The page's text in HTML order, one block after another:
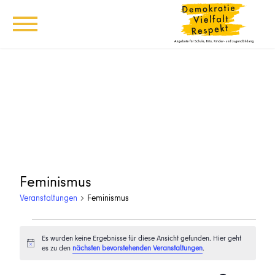
Feminismus
Veranstaltungen Feminismus
Hinweis
Es wurden keine Ergebnisse für diese Ansicht gefunden. Hier geht
es zu den nächsten bevorstehenden Veranstaltungen.